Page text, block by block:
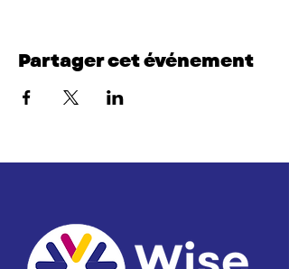
Partager cet événement